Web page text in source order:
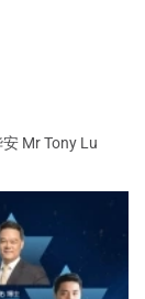
Mr Tony Lu